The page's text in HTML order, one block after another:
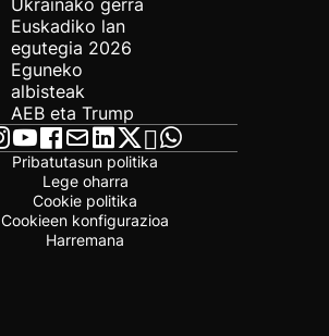
Ukrainako gerra
Euskadiko lan
egutegia 2026
Eguneko
albisteak
AEB eta Trump
Pribatutasun politika
Lege oharra
Cookie politika
Cookieen konfigurazioa
Harremana